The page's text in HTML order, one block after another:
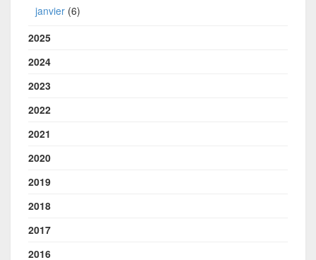
janvier (6)
2025
2024
2023
2022
2021
2020
2019
2018
2017
2016